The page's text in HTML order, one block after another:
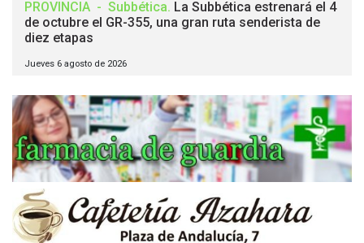
PROVINCIA - Subbética. La Subbética estrenará el 4
de octubre el GR-355, una gran ruta senderista de
diez etapas
Jueves 6 agosto de 2026